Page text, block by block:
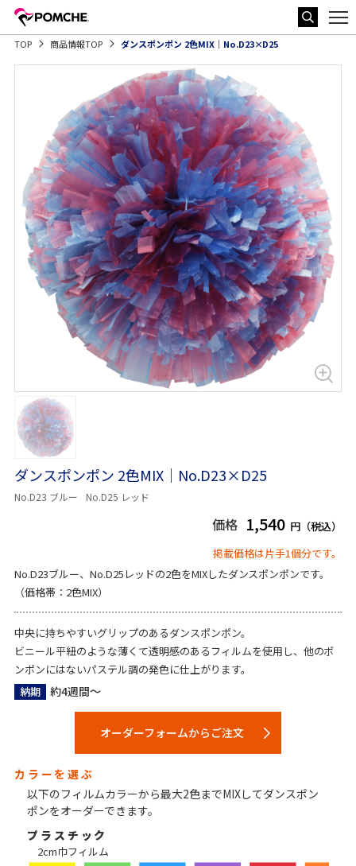
TOP 商品情報TOP ダンスポンポン 2色MIX｜No.D23×D25
ダンスポンポン 2色MIX｜No.D23×D25
No.D23 ブルー No.D25 レッド
価格 1,540 円（税込）
掲載価格は片手1個分です。
No.D23ブルー、No.D25レッドの2色をMIXしたダンスポンポンです。
（価格帯：2色MIX）
中央に持ちやすいグリップのあるダンスポンポン。
ビニール平紐のような薄くて透明感のあるフィルムを使用し、他のポ
ンポンにはないパステル調の発色に仕上がります。
納期
約4週間～
オーダーフォームからご注文
カラーを選ぶ
以下のフィルムカラーから最大2色までMIXしてダンスポン
ポンをオーダーできます。
プラスチック
2cm巾フィルム